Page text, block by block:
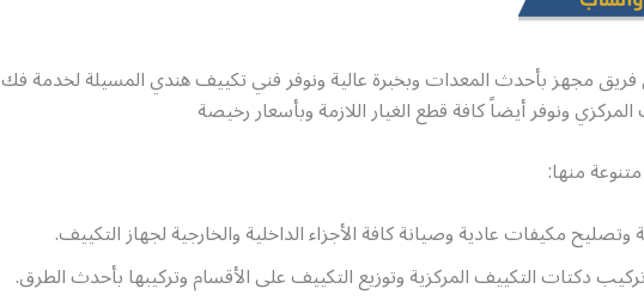
مجهز بأحدث المعدات وبخبرة عالية ونوفر فني تكييف هندي المسيلة لخدمة فك
ونوفر أيضاً كافة قطع الغيار اللازمة وبأسعار رخيصة
منها:
مكيفات عادية وصيانة كافة الأجزاء الداخلية والخارجية لجهاز التكييف.
دكتات التكييف المركزية وتوزيع التكييف على الأقسام وتركيبها بأحدث الطرق.